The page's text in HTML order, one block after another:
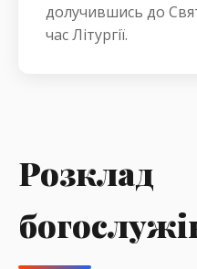
долучившись до
час Літургії.
Розклад